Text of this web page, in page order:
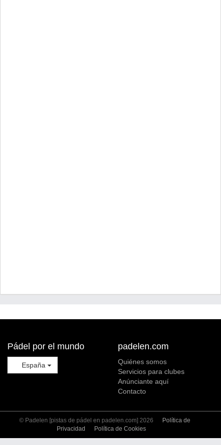
Pádel por el mundo
España
padelen.com
Quiénes somos
Servicios para clubes
Anúnciante aquí
Contacto
© Padelen [pistas de pádel en padelen.com] 2026
Política de
Privacidad
Política de Cookies